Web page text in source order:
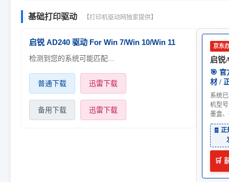
基础打印驱动 【打印机驱动网独家提供】
启锐 AD240 驱动 For Win 7/Win 10/Win 11
检测到您的系统可能匹配...
普通下载 迅雷下载
备用下载 迅雷下载
京东
启锐
🎯 官
材 /
系统
机型
墨盒
🧾
🛒